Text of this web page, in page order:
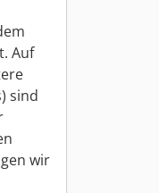
Auf
sind
wir